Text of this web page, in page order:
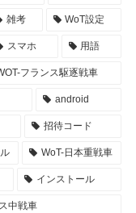
雑考 WoT設定
スマホ 用語
フランス駆逐戦車
android
招待コード
WoT-日本重戦車
インストール
中戦車